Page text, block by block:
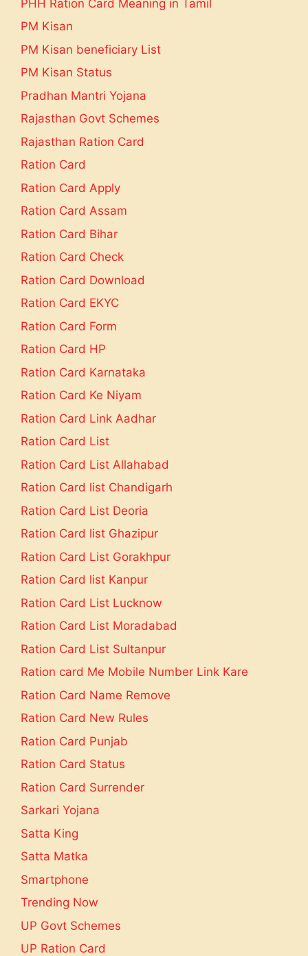
PHH Ration Card Meaning in Tamil
PM Kisan
PM Kisan beneficiary List
PM Kisan Status
Pradhan Mantri Yojana
Rajasthan Govt Schemes
Rajasthan Ration Card
Ration Card
Ration Card Apply
Ration Card Assam
Ration Card Bihar
Ration Card Check
Ration Card Download
Ration Card EKYC
Ration Card Form
Ration Card HP
Ration Card Karnataka
Ration Card Ke Niyam
Ration Card Link Aadhar
Ration Card List
Ration Card List Allahabad
Ration Card list Chandigarh
Ration Card List Deoria
Ration Card list Ghazipur
Ration Card List Gorakhpur
Ration Card list Kanpur
Ration Card List Lucknow
Ration Card List Moradabad
Ration Card List Sultanpur
Ration card Me Mobile Number Link Kare
Ration Card Name Remove
Ration Card New Rules
Ration Card Punjab
Ration Card Status
Ration Card Surrender
Sarkari Yojana
Satta King
Satta Matka
Smartphone
Trending Now
UP Govt Schemes
UP Ration Card